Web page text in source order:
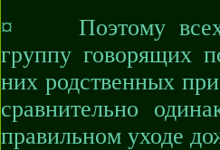
¤ Поэтому всех
группу говорящих
них родственных
сравнительно
правильном уходе